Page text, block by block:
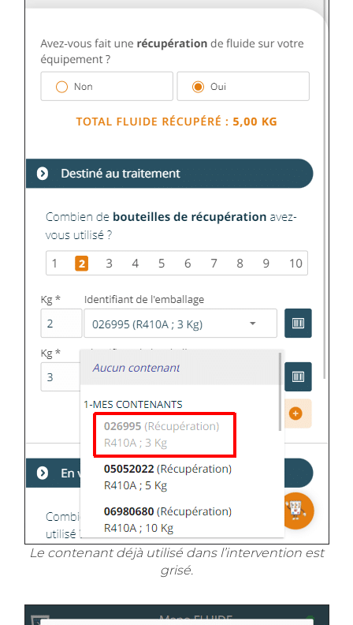
Le contenant déjà utilisé dans l’intervention est
grisé.